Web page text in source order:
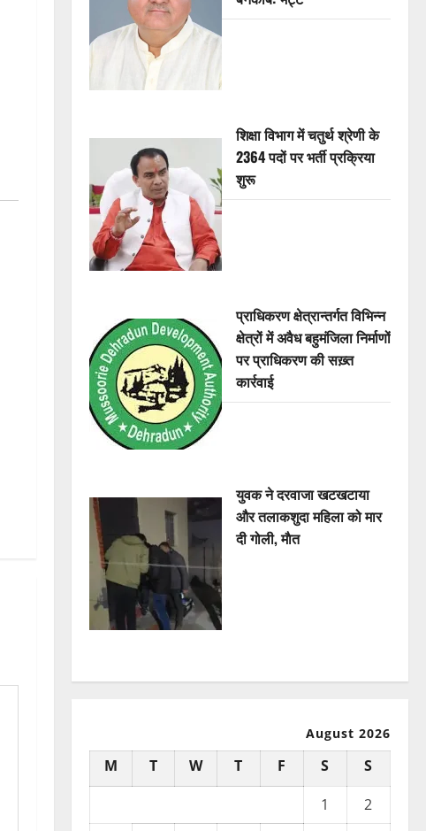
शिक्षा विभाग में चतुर्थ श्रेणी के
2364 पदों पर भर्ती प्रक्रिया
शुरू
प्राधिकरण क्षेत्रान्तर्गत विभिन्न
क्षेत्रों में अवैध बहुमंजिला निर्माणों
पर प्राधिकरण की सख़्त
कार्रवाई
युवक ने दरवाजा खटखटाया
और तलाकशुदा महिला को मार
दी गोली, माैत
August 2026
M T W T F S
S
1
2